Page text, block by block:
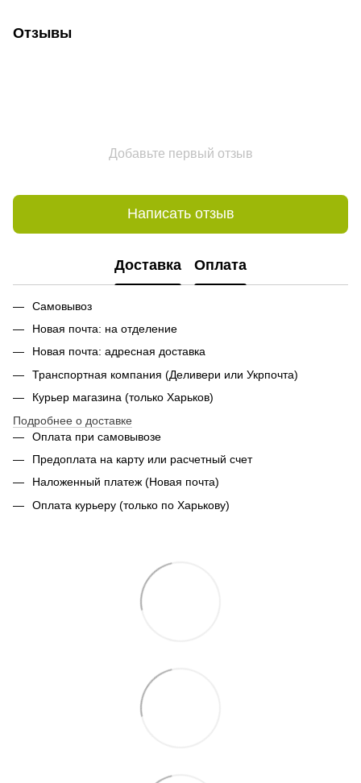
Отзывы
Добавьте первый отзыв
Написать отзыв
Доставка Оплата
Самовывоз
Новая почта: на отделение
Новая почта: адресная доставка
Транспортная компания (Деливери или Укрпочта)
Курьер магазина (только Харьков)
Подробнее о доставке
Оплата при самовывозе
Предоплата на карту или расчетный счет
Наложенный платеж (Новая почта)
Оплата курьеру (только по Харькову)